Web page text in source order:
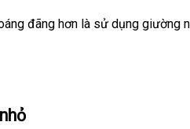
đãng hơn là sử dụng